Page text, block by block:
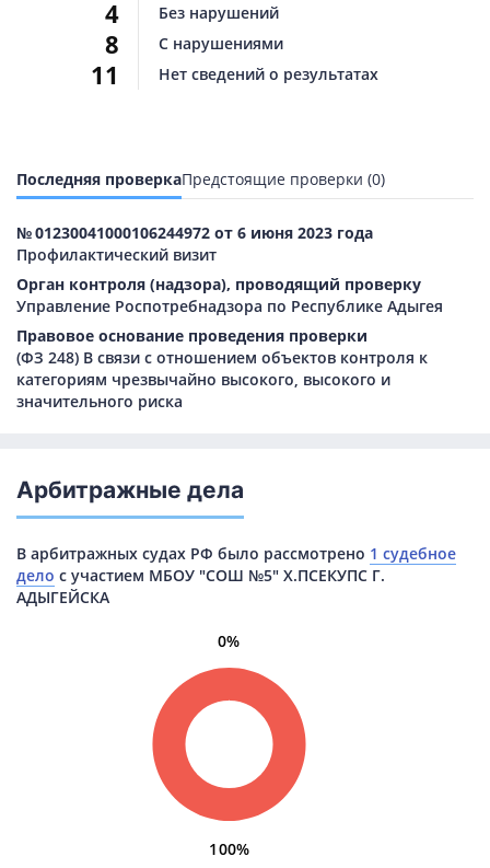
4
8
11
Без нарушений
С нарушениями
Нет сведений о результатах
Последняя проверкаПредстоящие проверки (0)
№ 01230041000106244972 от 6 июня 2023 года
Профилактический визит
Орган контроля (надзора), проводящий проверку
Управление Роспотребнадзора по Республике Адыгея
Правовое основание проведения проверки
(ФЗ 248) В связи с отношением объектов контроля к
категориям чрезвычайно высокого, высокого и
значительного риска
Арбитражные дела
В арбитражных судах РФ было рассмотрено 1 судебное
дело с участием МБОУ "СОШ №5" Х.ПСЕКУПС Г.
АДЫГЕЙСКА
0%
100%